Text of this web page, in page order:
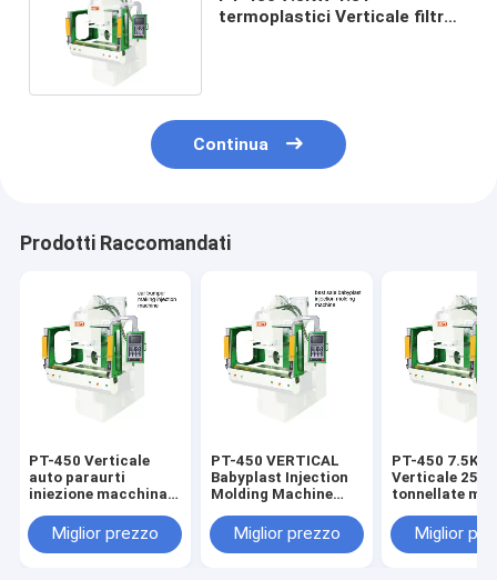
termoplastici Verticale filtro
Continua
Prodotti Raccomandati
PT-450 Verticale
auto paraurti
iniezione macchina
automaticamente
Miglior prezzo
PT-450 VERTICAL
Babyplast Injection
Molding Machine
testa del tubo
Miglior prezzo
PT-450 7.5KW
Verticale 250
tonnellate
automatico a
iniezione
Miglior